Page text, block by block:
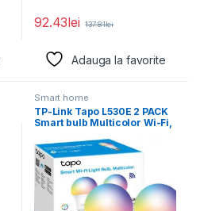
92.43lei 137.81lei
Adauga la favorite
Smart home
TP-Link Tapo L530E 2 PACK
Smart bulb Multicolor Wi-Fi,